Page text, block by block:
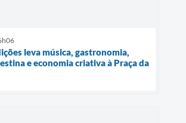
leva música, gastronomia,
e economia criativa à Praça da